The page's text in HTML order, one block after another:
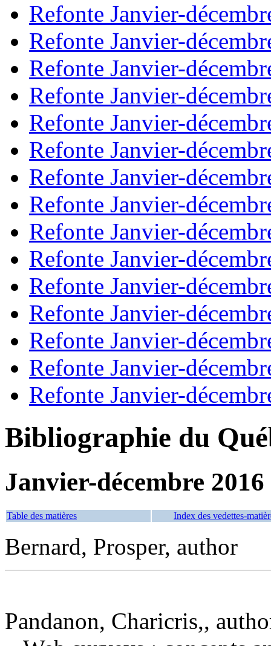
Refonte Janvier-
Refonte Janvier-
Refonte Janvier-
Refonte Janvier-
Refonte Janvier-
Refonte Janvier-
Refonte Janvier-
Refonte Janvier-
Refonte Janvier-
Refonte Janvier-
Refonte Janvier-
Refonte Janvier-
Refonte Janvier-
Refonte Janvier-
Refonte Janvier-
Bibliographie du
Janvier-décembre 2016
Table des matières Index des vedettes-
Bernard, Prosper, author
Pandanon, Charicris,,